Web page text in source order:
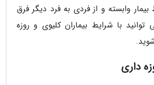
وابسته و از فردی به فرد دیگر فرق
توانید با شرایط بیماران کلیوی و روزه
داری